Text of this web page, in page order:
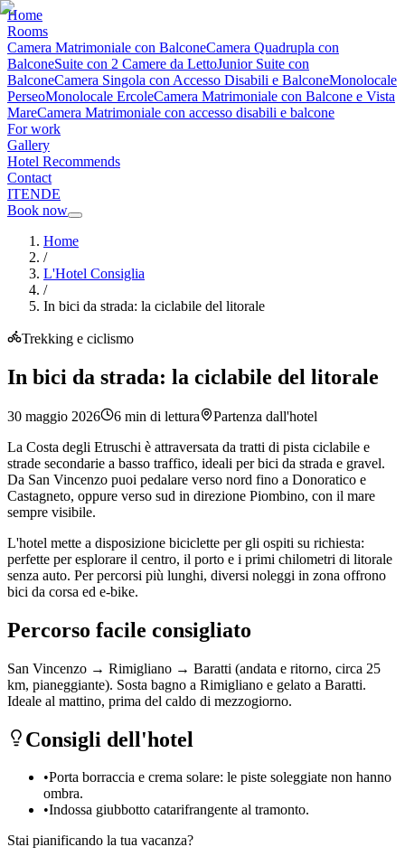
Home
Rooms
Camera Matrimoniale con BalconeCamera Quadrupla con
BalconeSuite con 2 Camere da LettoJunior Suite con
BalconeCamera Singola con Accesso Disabili e BalconeMonolocale
PerseoMonolocale ErcoleCamera Matrimoniale con Balcone e Vista
MareCamera Matrimoniale con accesso disabili e balcone
For work
Gallery
Hotel Recommends
Contact
ITENDE
Book now
Home
/
L'Hotel Consiglia
/
In bici da strada: la ciclabile del litorale
Trekking e ciclismo
In bici da strada: la ciclabile del litorale
30 maggio 2026 6 min di lettura
Partenza dall'hotel
La Costa degli Etruschi è attraversata da tratti di pista ciclabile e
strade secondarie a basso traffico, ideali per bici da strada e gravel.
Da San Vincenzo puoi pedalare verso nord fino a Donoratico e
Castagneto, oppure verso sud in direzione Piombino, con il mare
sempre visibile.
L'hotel mette a disposizione biciclette per gli ospiti su richiesta:
perfette per esplorare il centro, il porto e i primi chilometri di litorale
senza auto. Per percorsi più lunghi, diversi noleggi in zona offrono
bici da corsa ed e-bike.
Percorso facile consigliato
San Vincenzo → Rimigliano → Baratti (andata e ritorno, circa 25
km, pianeggiante). Sosta bagno a Rimigliano e gelato a Baratti.
Ideale al mattino, prima del caldo di mezzogiorno.
Consigli dell'hotel
•Porta borraccia e crema solare: le piste soleggiate non hanno
ombra.
•Indossa giubbotto catarifrangente al tramonto.
Stai pianificando la tua vacanza?